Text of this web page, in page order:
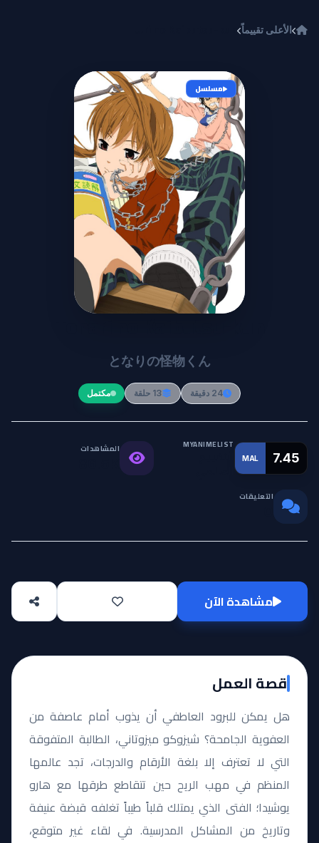
الأعلى تقييماً
مسلسل
Tonari no Kaibutsu-kun
となりの怪物くん
24 دقيقة 13 حلقة مكتمل
MAL 7.45
MYANIMELIST المشاهدات
التعليقات
مشاهدة الآن
قصة العمل
هل يمكن للبرود العاطفي أن يذوب أمام عاصفة من
العفوية الجامحة؟ شيزوكو ميزوتاني، الطالبة المتفوقة
التي لا تعترف إلا بلغة الأرقام والدرجات، تجد عالمها
المنظم في مهب الريح حين تتقاطع طرقها مع هارو
يوشيدا؛ الفتى الذي يمتلك قلباً طيباً تغلفه قبضة عنيفة
وتاريخ من المشاكل المدرسية. في لقاء غير متوقع،